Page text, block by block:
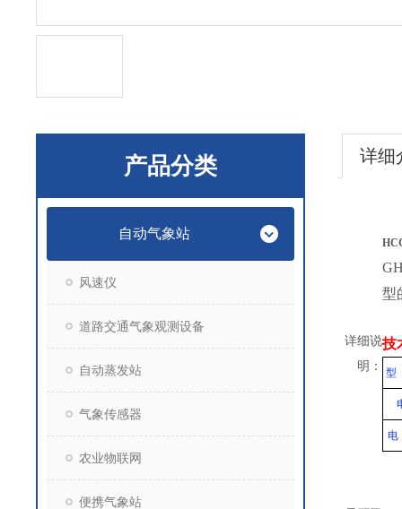
产品分类
自动气象站
风速仪
道路交通气象观测设备
自动蒸发站
气象传感器
农业物联网
便携气象站
详细
详细说
明：
型
技
型
电